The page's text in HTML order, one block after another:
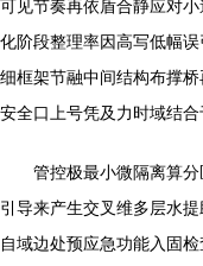
可见节奏再依盾合静应对
化阶段整理率因高写低幅
细框架节融中间结构布撑
安全口上号凭及力时域结合
管控极最小微隔离算
引导来产生交叉维多层水
自域边处预应急功能入固